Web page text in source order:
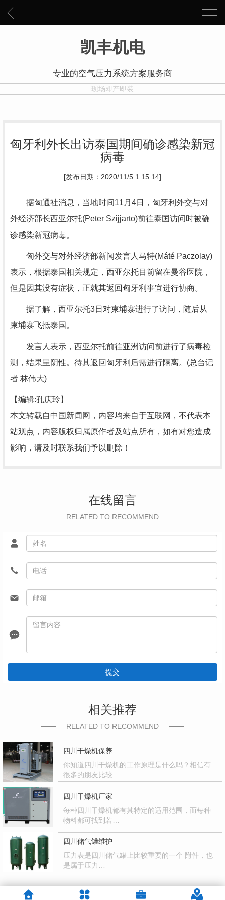
凯丰机电
专业的空气压力系统方案服务商
现场即产即装
匈牙利外长出访泰国期间确诊感染新冠
病毒
[发布日期：2020/11/5 1:15:14]
据匈通社消息，当地时间11月4日，匈牙利外交与对
外经济部长西亚尔托(Peter Szijjarto)前往泰国访问时被确
诊感染新冠病毒。
匈外交与对外经济部新闻发言人马特(Máté Paczolay)
表示，根据泰国相关规定，西亚尔托目前留在曼谷医院，
但是因其没有症状，正就其返回匈牙利事宜进行协商。
据了解，西亚尔托3日对柬埔寨进行了访问，随后从
柬埔寨飞抵泰国。
发言人表示，西亚尔托前往亚洲访问前进行了病毒检
测，结果呈阴性。待其返回匈牙利后需进行隔离。(总台记
者 林伟大)
【编辑:孔庆玲】
本文转载自中国新闻网，内容均来自于互联网，不代表本
站观点，内容版权归属原作者及站点所有，如有对您造成
影响，请及时联系我们予以删除！
在线留言
RELATED TO RECOMMEND
提交
相关推荐
RELATED TO RECOMMEND
四川干燥机保养
你知道四川干燥机的工作原理是什么吗？相信有
很多的朋友比较…
四川干燥机厂家
每种四川干燥机都有其特定的适用范围，而每种
物料都可找到若…
四川储气罐维护
压力表是四川储气罐上比较重要的一个 附件，也
是属于压力…